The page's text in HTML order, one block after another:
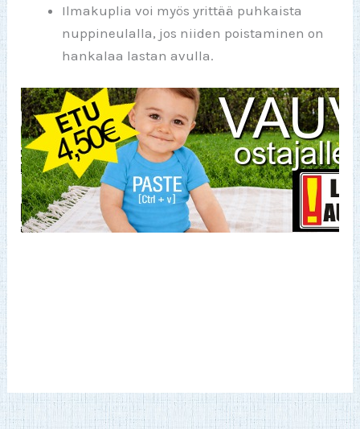
Ilmakuplia voi myös yrittää puhkaista
nuppineulalla, jos niiden poistaminen on
hankalaa lastan avulla.